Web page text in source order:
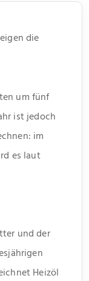
die
um fünf
ist jedoch
im
es laut
und der
Heizöl